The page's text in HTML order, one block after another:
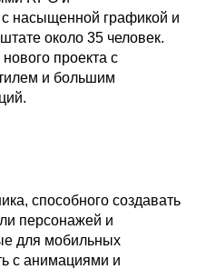
насыщенной графикой и
около 35 человек.
нового проекта с
и большим
способного создавать
персонажей и
для мобильных
с анимациями и